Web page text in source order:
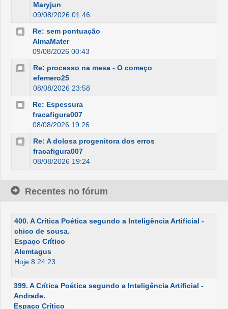
Maryjun
09/08/2026 01:46
Re: sem pontuação
AlmaMater
09/08/2026 00:43
Re: processo na mesa - O começo
efemero25
08/08/2026 23:58
Re: Espessura
fracafigura007
08/08/2026 19:26
Re: A dolosa progenitora dos erros
fracafigura007
08/08/2026 19:24
Recentes no fórum
400. A Crítica Poética segundo a Inteligência Artificial -
chico de sousa.
Espaço Crítico
Alemtagus
Hoje 8:24:23
399. A Crítica Poética segundo a Inteligência Artificial -
Andrade.
Espaço Crítico